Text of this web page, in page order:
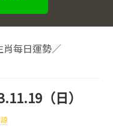
肖每日運勢／
（日）